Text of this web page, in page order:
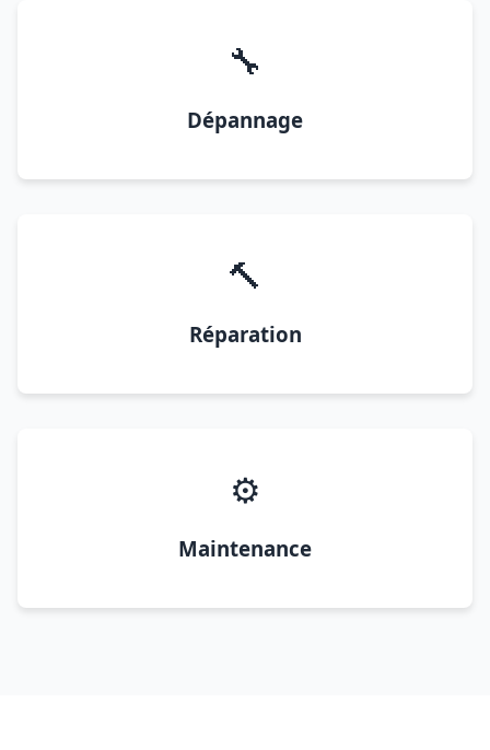
🔧
Dépannage
🔨
Réparation
⚙️
Maintenance